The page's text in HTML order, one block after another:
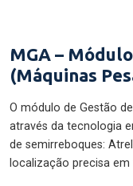
MGA –
(Máquinas
O módulo de Gestão
através da tecnologia
de semirreboques:
localização precisa